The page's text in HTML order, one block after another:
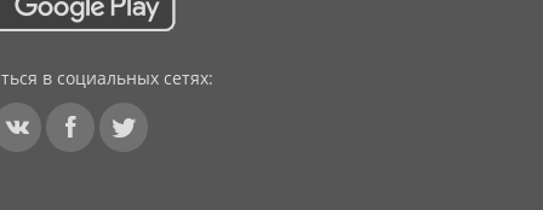
в социальных сетях: